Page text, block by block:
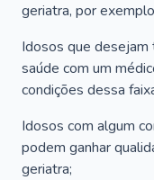
geriatra, por
Idosos que desejam
saúde com um
condições dessa
Idosos com algum
podem ganhar
geriatra;